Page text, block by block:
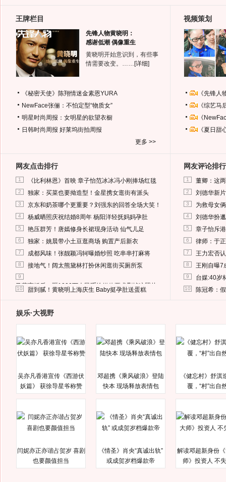
王牌栏目
先锋人物黄晓明：
感谢低潮 偶像重生
黄晓明开始意识到，有些事
情需要改变。…… [详细]
《秘密天使》陈翔情迷金素恩YURA
NewFace张俪：不怕定型“物质女”
明星时尚周报：女明星的欲望衣橱
日韩时尚周报 好莱坞街拍周报
更多 >>
视频策划
《先锋
《综艺
《
《夏日
网友点击排行
1 《比利林恩》首映 章子怡范冰冰冯小刚捧场红毯
2 独家：买菜也要拗造型！金星携女逛街有派头
3 京东和奶茶哪个更重要？刘强东的回答全场大笑！
4 杨威晒照庆祝结婚8周年 杨阳洋轻抚妈妈孕肚
5 艳压群芳！唐嫣修身长裙现身活动 仙气儿足
6 独家：姚晨带小土豆逛商场 购置产后新衣
7 成都风味！张靓颖冯轲曝婚纱照 吃串串打麻将
8 接地气！阔太熊黛林打扮休闲逛街买厕所泵
9
马蓉离婚后，砸1000万人民币给媒体要求删掉这照片
10 甜到腻！黄晓明上海庆生 Baby挺孕肚送蛋糕
网友评论排行
1 董卿：这
2 刘德华新
3 为救母女
4 刘德华扮
5 章子怡斥
6 律师：于
7 王力宏否
8 王刚自曝7
9 台媒:40岁
10 陈冠希：
娱乐·大视野
吴亦凡香港宣传《西游伏
妖篇》 获徐导星爷称赞
邓超携《乘风破浪》登陆
快本 现场释放表情包
《健忘村》舒淇
覆，“村”出自
闫妮亦正亦谐占贺岁 喜剧
也要颜值担当
《情圣》肖央“真诚出轨”
或成贺岁档爆款帝
解读邓超新身份
师》投资人 不